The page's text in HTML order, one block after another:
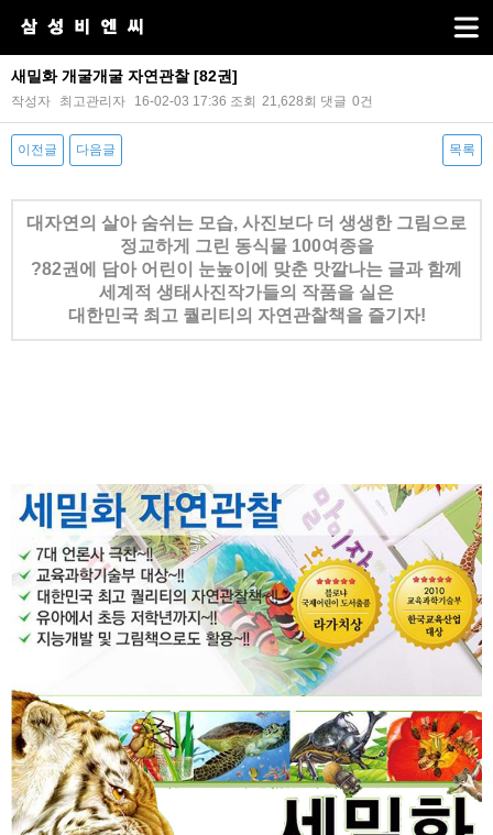
새밀화 개굴개굴 자연관찰 [82권]
작성자 최고관리자 16-02-03 17:36 조회 21,628회 댓글 0건
이전글 다음글 목록
본문
대자연의 살아 숨쉬는 모습, 사진보다 더 생생한 그림으로
정교하게 그린 동식물 100여종을
?82권에 담아 어린이 눈높이에 맞춘 맛깔나는 글과 함께
세계적 생태사진작가들의 작품을 실은
대한민국 최고 퀄리티의 자연 관찰책을 즐기자!